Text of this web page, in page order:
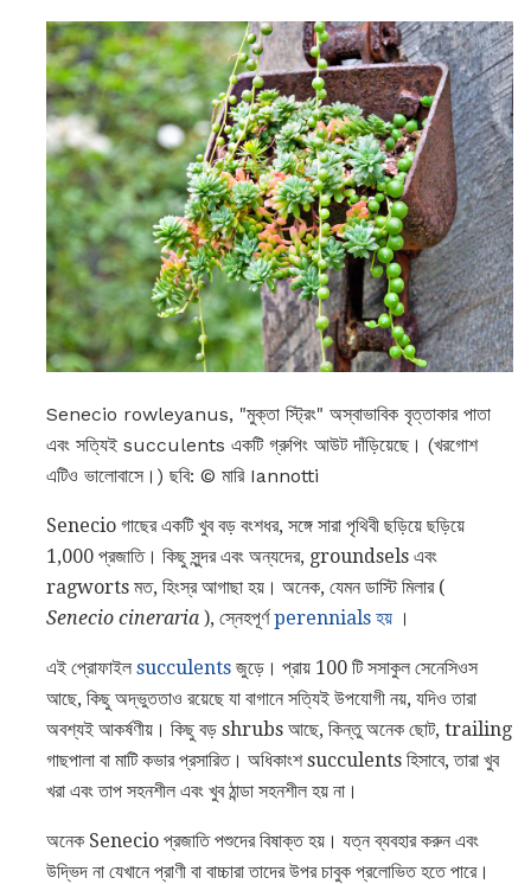
Senecio rowleyanus, "মুক্তা স্ট্রিং" অস্বাভাবিক বৃত্তাকার পাতা
এবং সত্যিই succulents একটি গ্রুপিং আউট দাঁড়িয়েছে। (খরগোশ
এটিও ভালোবাসে।) ছবি: © মারি Iannotti
Senecio গাছের একটি খুব বড় বংশধর, সঙ্গে সারা পৃথিবী ছড়িয়ে ছড়িয়ে
1,000 প্রজাতি। কিছু সুন্দর এবং অন্যদের, groundsels এবং
ragworts মত, হিংস্র আগাছা হয়। অনেক, যেমন ডাস্টি মিলার (
Senecio cineraria ), স্নেহপূর্ণperennials হয় ।
এই প্রোফাইল succulents জুড়ে। প্রায় 100 টি সসাকুল সেনেসিওস
আছে, কিছু অদ্ভুততাও রয়েছে যা বাগানে সত্যিই উপযোগী নয়, যদিও তারা
অবশ্যই আকর্ষণীয়। কিছু বড় shrubs আছে, কিন্তু অনেক ছোট, trailing
গাছপালা বা মাটি কভার প্রসারিত। অধিকাংশ succulents হিসাবে, তারা খুব
খরা এবং তাপ সহনশীল এবং খুব ঠান্ডা সহনশীল হয় না।
অনেক Senecio প্রজাতি পশুদের বিষাক্ত হয়। যত্ন ব্যবহার করুন এবং
উদ্ভিদ না যেখানে প্রাণী বা বাচ্চারা তাদের উপর চাবুক প্রলোভিত হতে পারে।